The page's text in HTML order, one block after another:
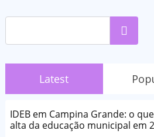
Pesquisar
Latest
IDEB em Campina Grande: o
alta da educação municipal em